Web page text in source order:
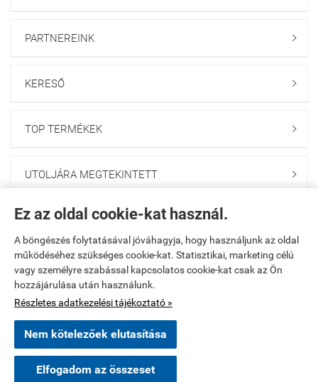
Ez az oldal cookie-kat használ.
A böngészés folytatásával jóváhagyja, hogy használjunk az oldal
működéséhez szükséges cookie-kat. Statisztikai, marketing célú
vagy személyre szabással kapcsolatos cookie-kat csak az Ön
hozzájárulása után használunk.
Részletes adatkezelési tájékoztató »
Nem kötelezőek elutasítása
Elfogadom az összeset
PARTNEREINK 
KERESŐ 
TOP TERMÉKEK 
UTOLJÁRA MEGTEKINTETT 
HÍRLEVÉL FELIRATKOZÁS
Kezdőlap|Regisztráció|Kosár tartalma, megrendelés |
Rendelési feltételek|Bemutatkozás
www.onlinegumi.startuzlet.hu -Pócs József E.V.
Webáruház készítés
Oszkár Eger településről
Vásárolt a webáruházban